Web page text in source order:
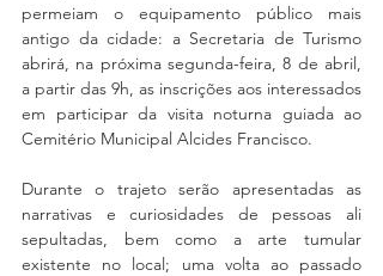
permeiam o equipamento público mais
antigo da cidade: a Secretaria de Turismo
abrirá, na próxima segunda-feira, 8 de abril,
a partir das 9h, as inscrições aos interessados
em participar da visita noturna guiada ao
Cemitério Municipal Alcides Francisco.
Durante o trajeto serão apresentadas as
narrativas e curiosidades de pessoas ali
sepultadas, bem como a arte tumular
existente no local; uma volta ao passado